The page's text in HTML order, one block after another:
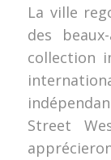
La ville
des
collection
Street